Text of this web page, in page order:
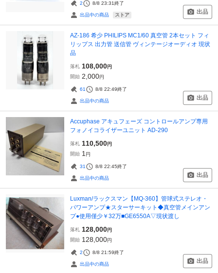
2 8/8 23:31終了
出品中の商品 ストア 出品
AZ-186 希少 PHILIPS MC1/60 真空管 2本セット フィ
リップス 出力管 送信管 ヴィンテージオーディオ 現状
品
落札 108,000円
開始 2,000円
61 8/8 22:49終了
出品中の商品 出品
Accuphase アキュフェーズ コントロールアンプ専用
フォノイコライザーユニット AD-290
落札 110,500円
開始 1 円
31 8/8 22:45終了
出品中の商品 出品
Luxman/ラックスマン【MQ-360】管球式ステレオ・
パワーアンプ★スターサーキット◆真空管メインアン
プ●使用僅少￥32万■GE6550A▽現状渡し
落札 128,000円
開始 128,000円
2 8/8 21:59終了
出品中の商品 出品